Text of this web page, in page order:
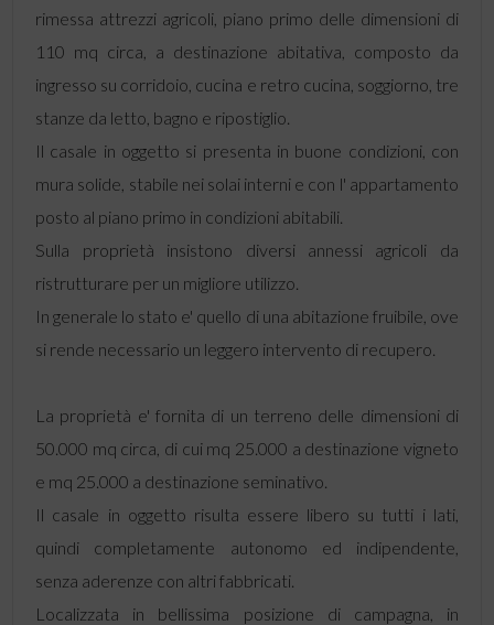
rimessa attrezzi agricoli, piano primo delle dimensioni di
110 mq circa, a destinazione abitativa, composto da
ingresso su corridoio, cucina e retro cucina, soggiorno, tre
stanze da letto, bagno e ripostiglio.
Il casale in oggetto si presenta in buone condizioni, con
mura solide, stabile nei solai interni e con l' appartamento
posto al piano primo in condizioni abitabili.
Sulla proprietà insistono diversi annessi agricoli da
ristrutturare per un migliore utilizzo.
In generale lo stato e' quello di una abitazione fruibile, ove
si rende necessario un leggero intervento di recupero.
La proprietà e' fornita di un terreno delle dimensioni di
50.000 mq circa, di cui mq 25.000 a destinazione vigneto
e mq 25.000 a destinazione seminativo.
Il casale in oggetto risulta essere libero su tutti i lati,
quindi completamente autonomo ed indipendente,
senza aderenze con altri fabbricati.
Localizzata in bellissima posizione di campagna, in